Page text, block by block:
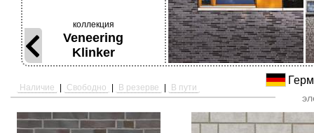
коллекция
Veneering
Klinker
Наличие | Свободно | В резерве | В пути